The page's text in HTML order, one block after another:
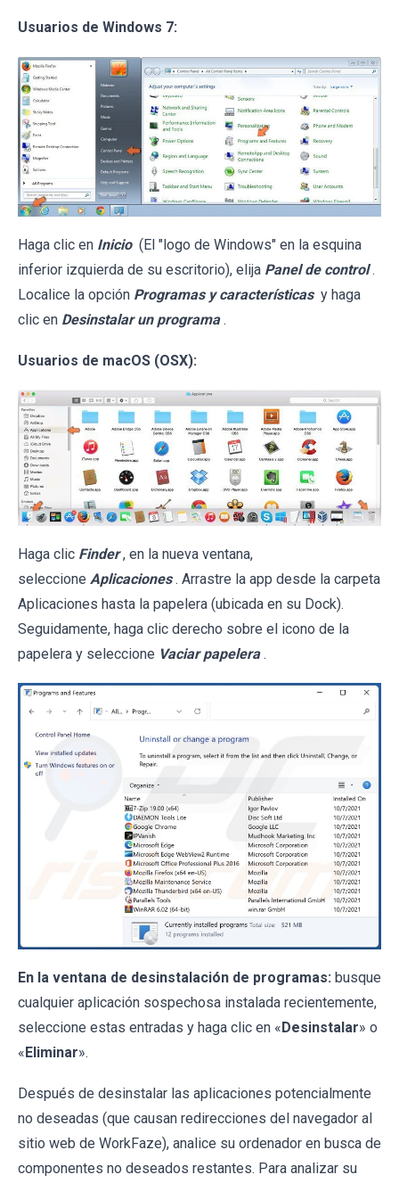
Usuarios de Windows 7:
Haga clic en Inicio (El "logo de Windows" en la esquina
inferior izquierda de su escritorio), elija Panel de control .
Localice la opción Programas y características y haga
clic en Desinstalar un programa .
Usuarios de macOS (OSX):
Haga clic Finder , en la nueva ventana,
seleccione Aplicaciones . Arrastre la app desde la carpeta
Aplicaciones hasta la papelera (ubicada en su Dock).
Seguidamente, haga clic derecho sobre el icono de la
papelera y seleccione Vaciar papelera .
En la ventana de desinstalación de programas: busque
cualquier aplicación sospechosa instalada recientemente,
seleccione estas entradas y haga clic en «Desinstalar» o
«Eliminar».
Después de desinstalar las aplicaciones potencialmente
no deseadas (que causan redirecciones del navegador al
sitio web de WorkFaze), analice su ordenador en busca de
componentes no deseados restantes. Para analizar su